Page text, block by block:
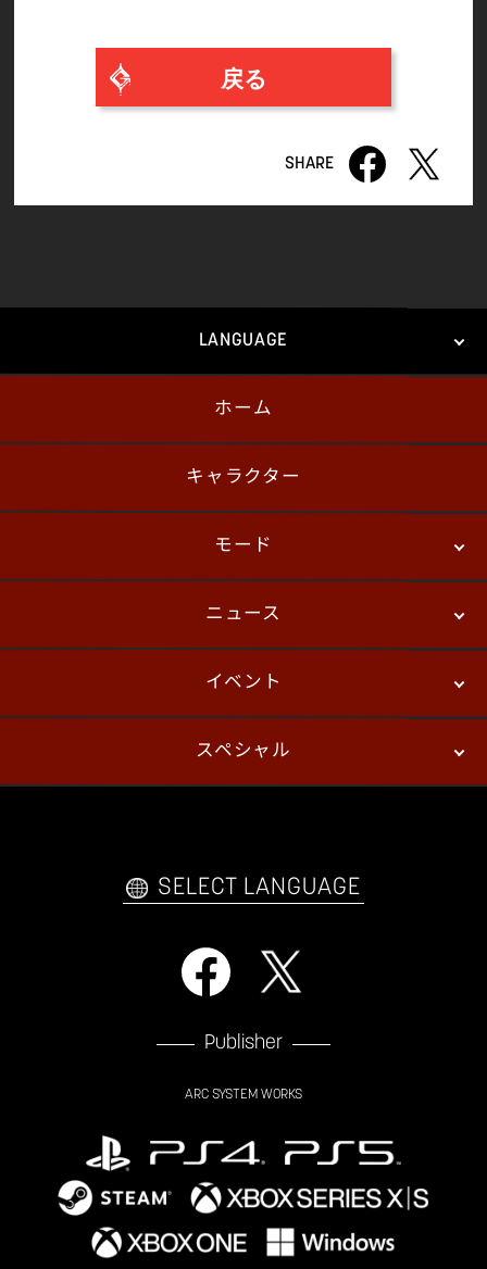
戻る
LANGUAGE
English
ホーム
キャラクター
モード
バトル
ニュース
パッチノート
イベント
プレイヤーズ
スペシャル
自己紹介カードメーカー アーケード
SELECT LANGUAGE
Publisher
ARC SYSTEM WORKS